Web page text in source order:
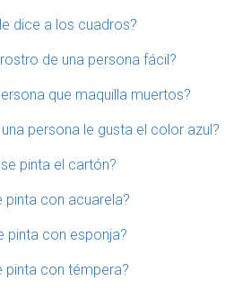
dice a los cuadros?
de una persona fácil?
que maquilla muertos?
persona le gusta el color azul?
pinta el cartón?
pinta con acuarela?
pinta con esponja?
pinta con témpera?